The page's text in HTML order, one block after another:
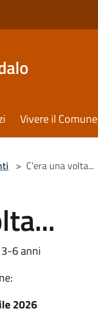
Vivere il Comune
> C'era una volta...
6 anni
2026